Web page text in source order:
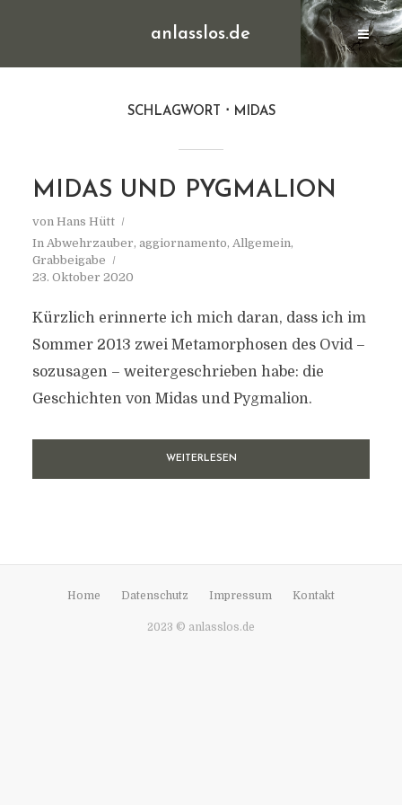
anlasslos.de
SCHLAGWORT MIDAS
MIDAS UND PYGMALION
von Hans Hütt
In Abwehrzauber, aggiornamento, Allgemein,
Grabbeigabe
23. Oktober 2020
Kürzlich erinnerte ich mich daran, dass ich im
Sommer 2013 zwei Metamorphosen des Ovid –
sozusagen – weitergeschrieben habe: die
Geschichten von Midas und Pygmalion.
WEITERLESEN
Home Datenschutz Impressum Kontakt
2023 © anlasslos.de